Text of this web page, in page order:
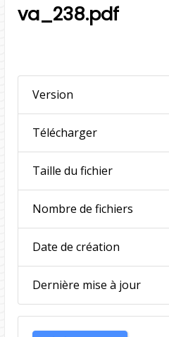
va_238.pdf
Version
Télécharger
Taille du fichier
Nombre de fichiers
Date de création
Dernière mise à jour